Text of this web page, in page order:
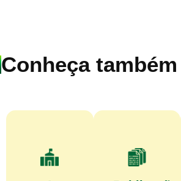
Conheça também